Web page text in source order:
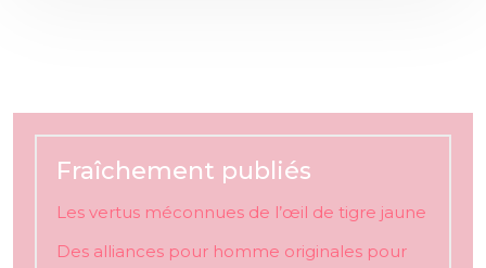
Fraîchement publiés
Les vertus méconnues de l’œil de tigre jaune
Des alliances pour homme originales pour